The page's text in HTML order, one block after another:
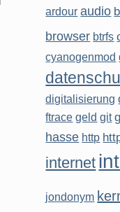
ardour audio
browser btrfs
cyanogenmod
digitalisierung
ftrace geld git
hasse http
internet
jondonym